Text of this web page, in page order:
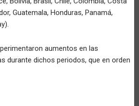
Guatemala, Honduras, Panamá,
aumentos en las
durante dichos periodos, que en orden